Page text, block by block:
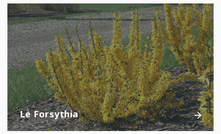
Le Forsythia